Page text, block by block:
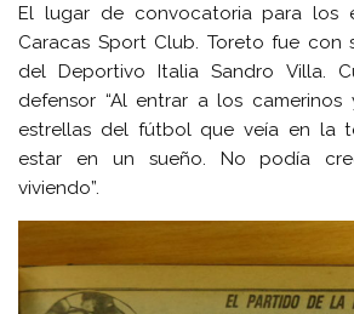
El lugar de convocatoria para los
Caracas Sport Club. Toreto fue con
del Deportivo Italia Sandro Villa.
defensor “Al entrar a los
estrellas del fútbol que veía en la
estar en un sueño. No podía
viviendo”.